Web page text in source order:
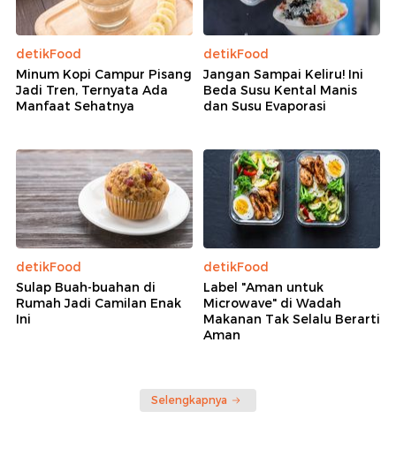
detikFood
Minum Kopi Campur Pisang
Jadi Tren, Ternyata Ada
Manfaat Sehatnya
detikFood
Jangan Sampai Keliru! Ini
Beda Susu Kental Manis
dan Susu Evaporasi
detikFood
Sulap Buah-buahan di
Rumah Jadi Camilan Enak
Ini
detikFood
Label "Aman untuk
Microwave" di Wadah
Makanan Tak Selalu Berarti
Aman
Selengkapnya